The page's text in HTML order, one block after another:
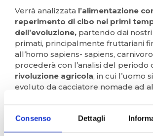
Consenso Dettagli
Verrà analizzata l’alimentazione
reperimento di cibo nei primi
dell’evoluzione, partendo dai
primati, principalmente fruttariani
all’homo sapiens- sapiens,
procederà con l’analisi del periodo
rivoluzione agricola, in cui l’uomo
evoluto da cacciatore nomade ad
conservazione degli alimenti,
grado di reperire continuamente e